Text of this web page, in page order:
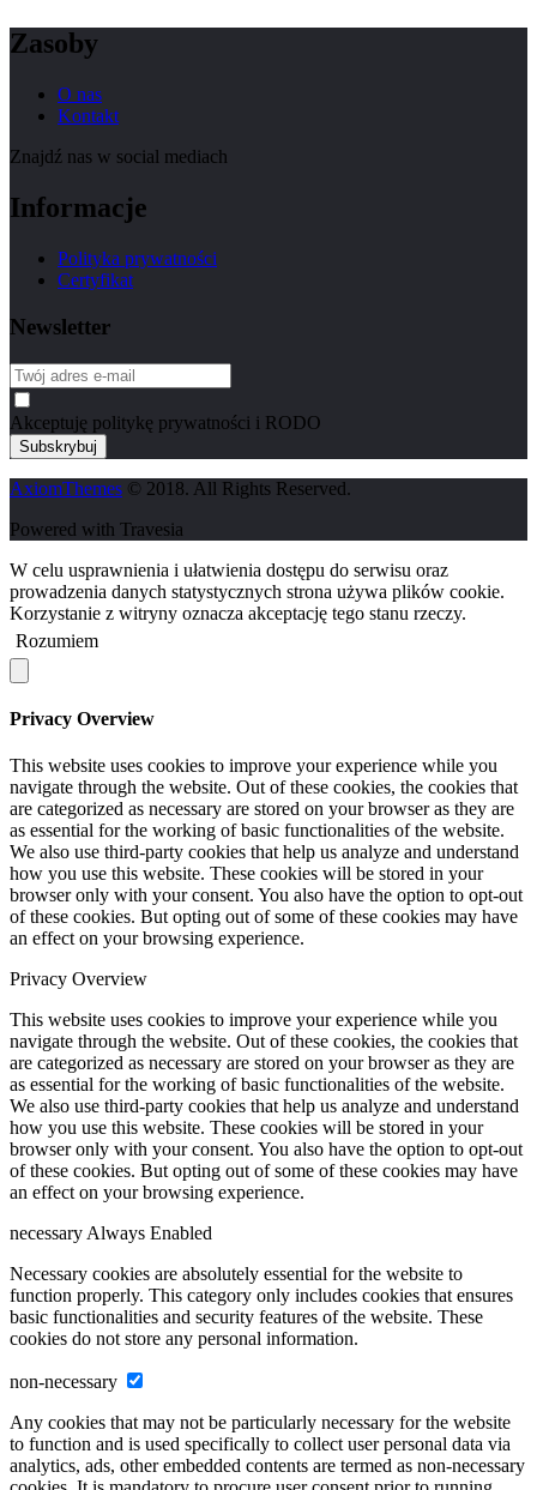
Zasoby
O nas
Kontakt
Znajdź nas w social mediach
Informacje
Polityka prywatności
Certyfikat
Newsletter
Akceptuję politykę prywatności i RODO
AxiomThemes © 2018. All Rights Reserved.
Powered with Travesia
W celu usprawnienia i ułatwienia dostępu do serwisu oraz
prowadzenia danych statystycznych strona używa plików cookie.
Korzystanie z witryny oznacza akceptację tego stanu rzeczy.
Rozumiem
Privacy Overview
This website uses cookies to improve your experience while you
navigate through the website. Out of these cookies, the cookies that
are categorized as necessary are stored on your browser as they are
as essential for the working of basic functionalities of the website.
We also use third-party cookies that help us analyze and understand
how you use this website. These cookies will be stored in your
browser only with your consent. You also have the option to opt-out
of these cookies. But opting out of some of these cookies may have
an effect on your browsing experience.
Privacy Overview
This website uses cookies to improve your experience while you
navigate through the website. Out of these cookies, the cookies that
are categorized as necessary are stored on your browser as they are
as essential for the working of basic functionalities of the website.
We also use third-party cookies that help us analyze and understand
how you use this website. These cookies will be stored in your
browser only with your consent. You also have the option to opt-out
of these cookies. But opting out of some of these cookies may have
an effect on your browsing experience.
necessary Always Enabled
Necessary cookies are absolutely essential for the website to
function properly. This category only includes cookies that ensures
basic functionalities and security features of the website. These
cookies do not store any personal information.
non-necessary
Any cookies that may not be particularly necessary for the website
to function and is used specifically to collect user personal data via
analytics, ads, other embedded contents are termed as non-necessary